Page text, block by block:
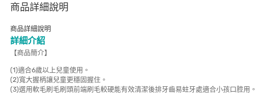
商品詳細說明
商品詳細說明
詳細介紹
【商品簡介】
(1)適合6歲以上兒童使用。
(2)寬大握柄讓兒童更穩固握住。
(3)選用軟毛刷毛刷頭前端刷毛較硬能有效清潔後排牙齒易蛀牙處適合小孩口腔用。